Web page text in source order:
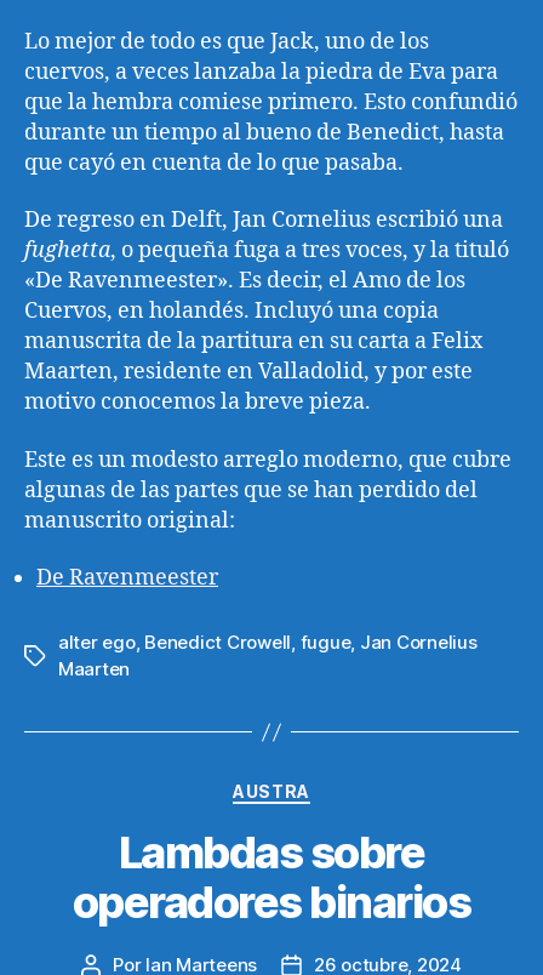
Lo mejor de todo es que Jack, uno de los
cuervos, a veces lanzaba la piedra de Eva para
que la hembra comiese primero. Esto confundió
durante un tiempo al bueno de Benedict, hasta
que cayó en cuenta de lo que pasaba.
De regreso en Delft, Jan Cornelius escribió una
fughetta, o pequeña fuga a tres voces, y la tituló
«De Ravenmeester». Es decir, el Amo de los
Cuervos, en holandés. Incluyó una copia
manuscrita de la partitura en su carta a Felix
Maarten, residente en Valladolid, y por este
motivo conocemos la breve pieza.
Este es un modesto arreglo moderno, que cubre
algunas de las partes que se han perdido del
manuscrito original:
De Ravenmeester
Etiquetas
alter ego, Benedict Crowell, fugue, Jan Cornelius
Maarten
Categorías
AUSTRA
Lambdas sobre
operadores binarios
Autor
Por Ian Marteens
Fecha26 octubre, 2024